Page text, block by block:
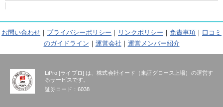
お問い合わせ ｜ プライバシーポリシー ｜ リンクポリシー ｜ 免責事項 ｜ 口コミ
のガイドライン ｜ 運営会社 ｜ 運営メンバー紹介
LiPro [ライプロ] は、株式会社イード（東証グロース上場）の運営す
るサービスです。
証券コード：6038